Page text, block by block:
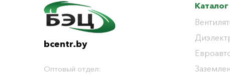
bcentr.by
Оптовый отдел:
Каталог